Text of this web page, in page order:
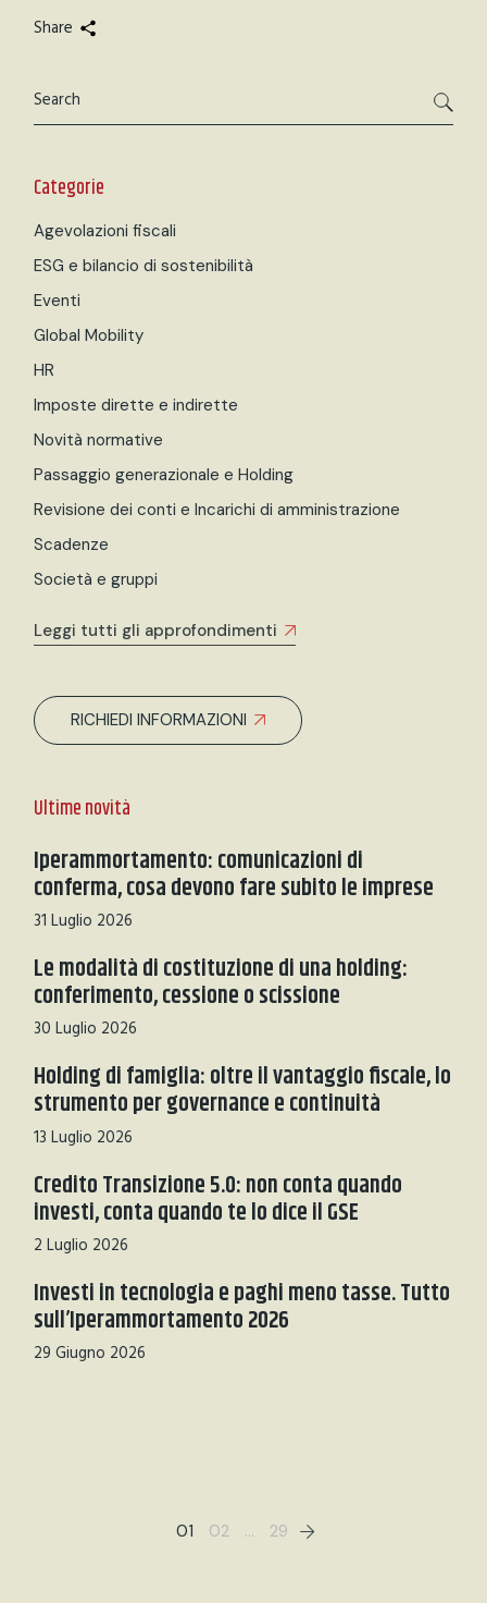
Share
Cerca
Categorie
Agevolazioni fiscali
ESG e bilancio di sostenibilità
Eventi
Global Mobility
HR
Imposte dirette e indirette
Novità normative
Passaggio generazionale e Holding
Revisione dei conti e Incarichi di amministrazione
Scadenze
Società e gruppi
Leggi tutti gli approfondimenti
RICHIEDI INFORMAZIONI
Ultime novità
Iperammortamento: comunicazioni di
conferma, cosa devono fare subito le imprese
31 Luglio 2026
Le modalità di costituzione di una holding:
conferimento, cessione o scissione
30 Luglio 2026
Holding di famiglia: oltre il vantaggio fiscale, lo
strumento per governance e continuità
13 Luglio 2026
Credito Transizione 5.0: non conta quando
investi, conta quando te lo dice il GSE
2 Luglio 2026
Investi in tecnologia e paghi meno tasse. Tutto
sull’Iperammortamento 2026
29 Giugno 2026
01 02 … 29